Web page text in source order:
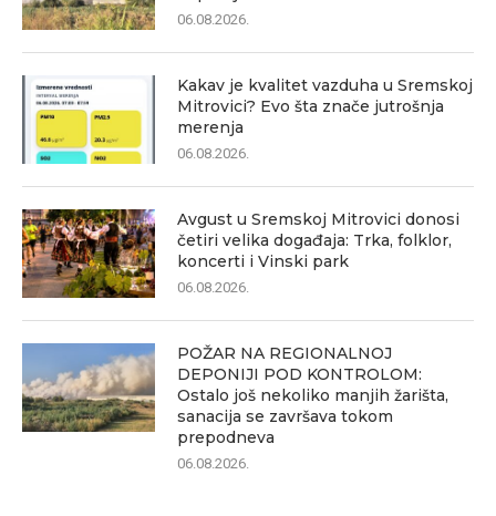
06.08.2026.
Kakav je kvalitet vazduha u Sremskoj
Mitrovici? Evo šta znače jutrošnja
merenja
06.08.2026.
Avgust u Sremskoj Mitrovici donosi
četiri velika događaja: Trka, folklor,
koncerti i Vinski park
06.08.2026.
POŽAR NA REGIONALNOJ
DEPONIJI POD KONTROLOM:
Ostalo još nekoliko manjih žarišta,
sanacija se završava tokom
prepodneva
06.08.2026.